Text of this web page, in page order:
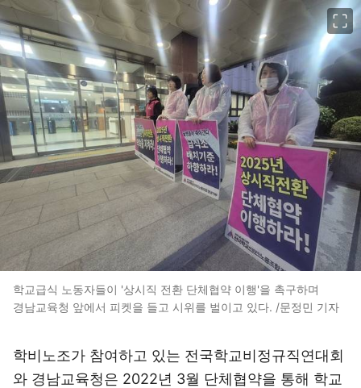
학교급식 노동자들이 '상시직 전환 단체협약 이행'을 촉구하며
경남교육청 앞에서 피켓을 들고 시위를 벌이고 있다. /문정민 기자
학비노조가 참여하고 있는 전국학교비정규직연대회
와 경남교육청은 2022년 3월 단체협약을 통해 학교